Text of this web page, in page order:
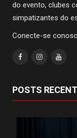
do evento, clubes
simpatizantes do
Conecte-se
POSTS